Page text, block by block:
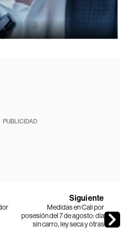
PUBLICIDAD
Siguiente
Medidas en Cali por
posesión del 7 de agosto: día
sin carro, ley seca y otras